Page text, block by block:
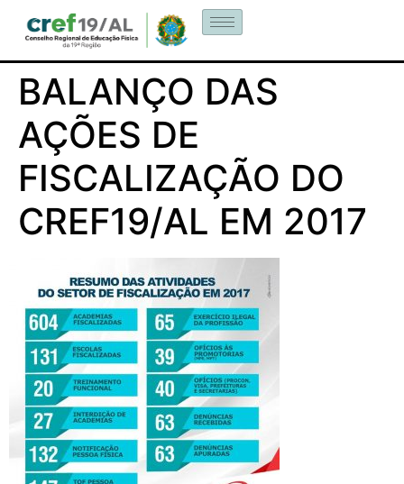
BALANÇO DAS
AÇÕES DE
FISCALIZAÇÃO DO
CREF19/AL EM 2017